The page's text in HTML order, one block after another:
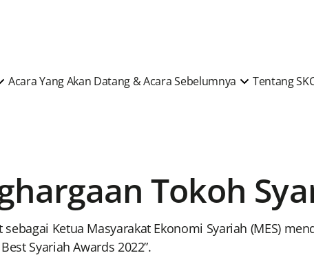
Acara Yang Akan Datang & Acara Sebelumnya Tentang
Tokoh
Ketua Masyarakat Ekonomi Syariah (MES)
Syariah Awards 2022”.